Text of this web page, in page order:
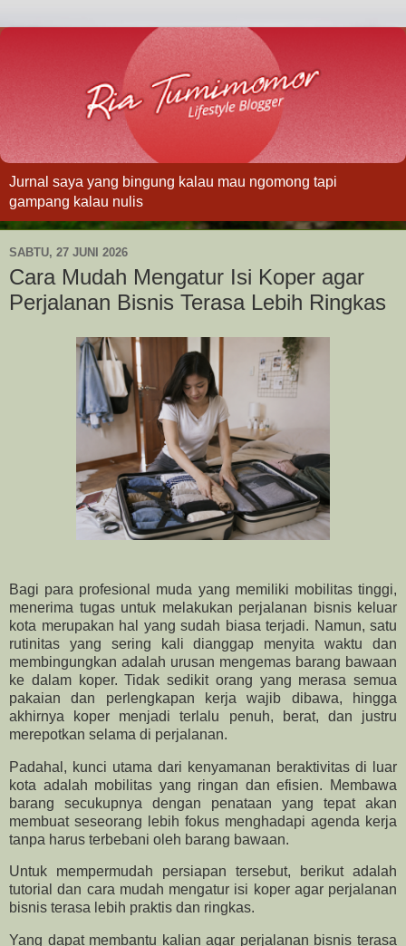
Jurnal saya yang bingung kalau mau ngomong tapi
gampang kalau nulis
SABTU, 27 JUNI 2026
Cara Mudah Mengatur Isi Koper agar
Perjalanan Bisnis Terasa Lebih Ringkas
Bagi para profesional muda yang memiliki mobilitas tinggi,
menerima tugas untuk melakukan perjalanan bisnis keluar
kota merupakan hal yang sudah biasa terjadi. Namun, satu
rutinitas yang sering kali dianggap menyita waktu dan
membingungkan adalah urusan mengemas barang bawaan
ke dalam koper. Tidak sedikit orang yang merasa semua
pakaian dan perlengkapan kerja wajib dibawa, hingga
akhirnya koper menjadi terlalu penuh, berat, dan justru
merepotkan selama di perjalanan.
Padahal, kunci utama dari kenyamanan beraktivitas di luar
kota adalah mobilitas yang ringan dan efisien. Membawa
barang secukupnya dengan penataan yang tepat akan
membuat seseorang lebih fokus menghadapi agenda kerja
tanpa harus terbebani oleh barang bawaan.
Untuk mempermudah persiapan tersebut, berikut adalah
tutorial dan cara mudah mengatur isi koper agar perjalanan
bisnis terasa lebih praktis dan ringkas.
Yang dapat membantu kalian agar perjalanan bisnis terasa